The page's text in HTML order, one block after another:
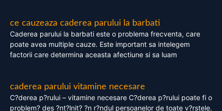
ce cauzeaza caderea parului la barbati
Caderea parului la barbati este o problema frecventa, care
poate avea multiple cauze. Este important sa intelegem
factorii care determina aceasta afectiune si sa luam
caderea parului vitamine necesare
C?derea p?rului – vitamine necesare C?derea p?rului poate fi o
problem? des ?nt?lnit? ?n r?ndul persoanelor de toate v?rstele.